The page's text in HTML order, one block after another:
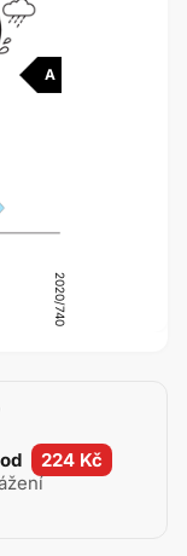
A
2020/740
224 Kč